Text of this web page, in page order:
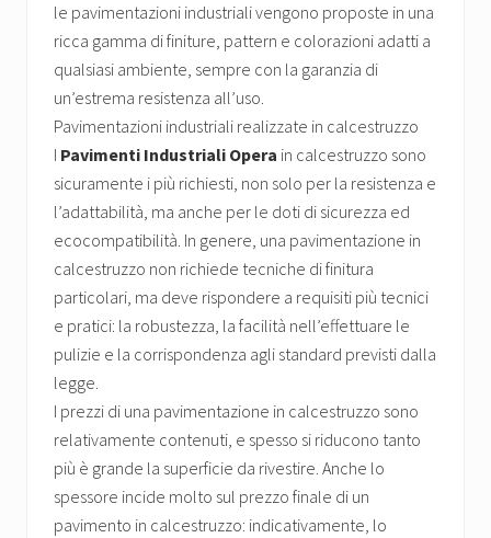
le pavimentazioni industriali vengono proposte in una
ricca gamma di finiture, pattern e colorazioni adatti a
qualsiasi ambiente, sempre con la garanzia di
un’estrema resistenza all’uso.
Pavimentazioni industriali realizzate in calcestruzzo
I Pavimenti Industriali Opera in calcestruzzo sono
sicuramente i più richiesti, non solo per la resistenza e
l’adattabilità, ma anche per le doti di sicurezza ed
ecocompatibilità. In genere, una pavimentazione in
calcestruzzo non richiede tecniche di finitura
particolari, ma deve rispondere a requisiti più tecnici
e pratici: la robustezza, la facilità nell’effettuare le
pulizie e la corrispondenza agli standard previsti dalla
legge.
I prezzi di una pavimentazione in calcestruzzo sono
relativamente contenuti, e spesso si riducono tanto
più è grande la superficie da rivestire. Anche lo
spessore incide molto sul prezzo finale di un
pavimento in calcestruzzo: indicativamente, lo